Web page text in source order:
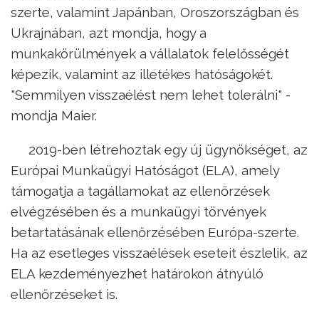
szerte, valamint Japánban, Oroszországban és
Ukrajnában, azt mondja, hogy a
munkakörülmények a vállalatok felelősségét
képezik, valamint az illetékes hatóságokét.
"Semmilyen visszaélést nem lehet tolerálni" -
mondja Maier.
2019-ben létrehoztak egy új ügynökséget, az
Európai Munkaügyi Hatóságot (ELA), amely
támogatja a tagállamokat az ellenőrzések
elvégzésében és a munkaügyi törvények
betartatásának ellenőrzésében Európa-szerte.
Ha az esetleges visszaélések eseteit észlelik, az
ELA kezdeményezhet határokon átnyúló
ellenőrzéseket is.